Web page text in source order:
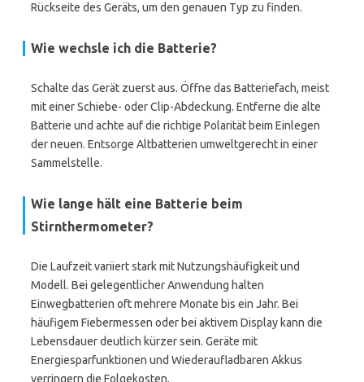
Rückseite des Geräts, um den genauen Typ zu finden.
Wie wechsle ich die Batterie?
Schalte das Gerät zuerst aus. Öffne das Batteriefach, meist
mit einer Schiebe- oder Clip-Abdeckung. Entferne die alte
Batterie und achte auf die richtige Polarität beim Einlegen
der neuen. Entsorge Altbatterien umweltgerecht in einer
Sammelstelle.
Wie lange hält eine Batterie beim
Stirnthermometer?
Die Laufzeit variiert stark mit Nutzungshäufigkeit und
Modell. Bei gelegentlicher Anwendung halten
Einwegbatterien oft mehrere Monate bis ein Jahr. Bei
häufigem Fiebermessen oder bei aktivem Display kann die
Lebensdauer deutlich kürzer sein. Geräte mit
Energiesparfunktionen und Wiederaufladbaren Akkus
verringern die Folgekosten.